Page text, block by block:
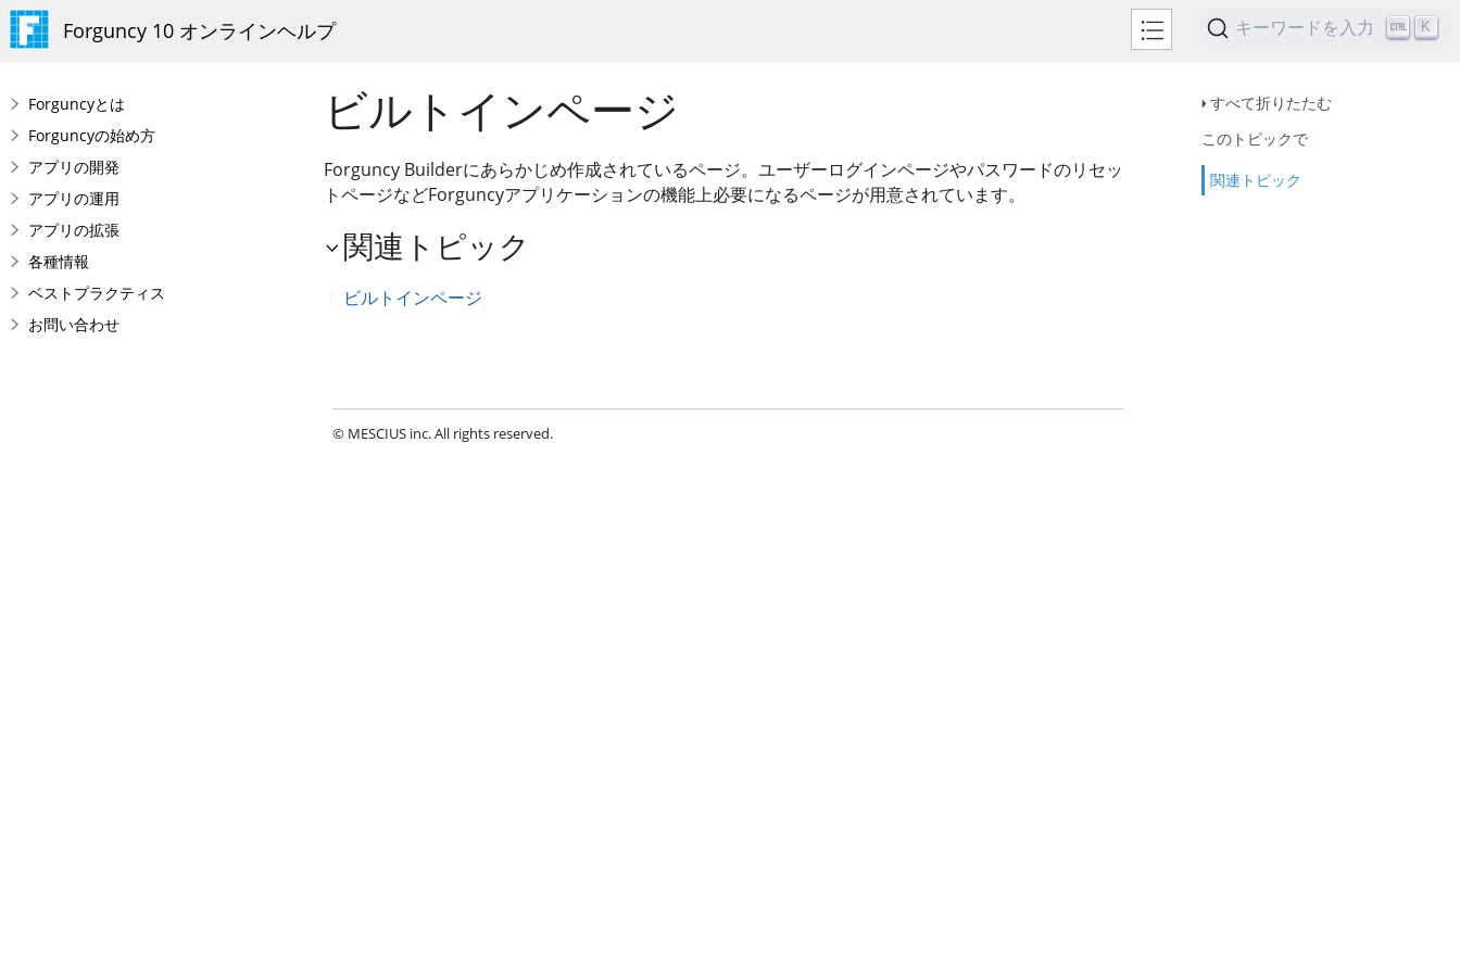
Forguncy 10 オンラインヘルプ キーワードを入力 K
すべて折りたたむ
このトピックで
関連トピック
Forguncyとは
Forguncyの始め方
アプリの開発
アプリの運用
アプリの拡張
各種情報
ベストプラクティス
お問い合わせ
ビルトインページ
Forguncy Builderにあらかじめ作成されているページ。ユーザーログインページやパスワードのリセッ
トページなどForguncyアプリケーションの機能上必要になるページが用意されています。
関連トピック
ビルトインページ
© MESCIUS inc. All rights reserved.